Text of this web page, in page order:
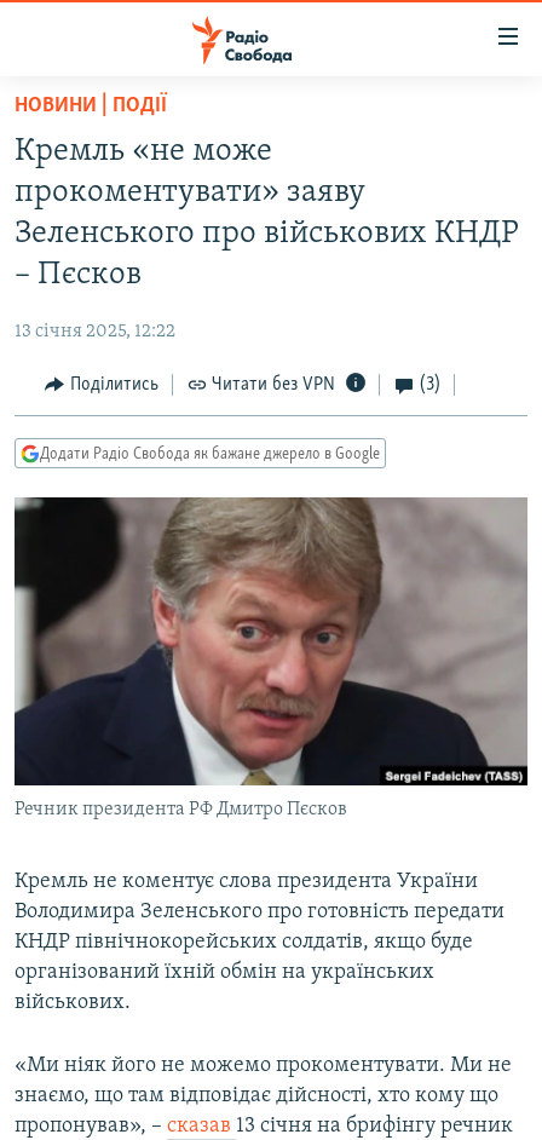
Перейти
основного
матеріалу
Перейти
до
основної
Перейти
пошуку
ВСЕ ЗА ДОБУ
СТАТТІ
ПОЛІТИКА
КУЛЬТУРА
СПОРТ
ВІЙНА
ДОНБАС.РЕАЛІЇ
КРИМ.РЕАЛІЇ
ТИ ЯК?
КИТАЙ.ВИКЛИКИ
МУЛЬТИМЕДІА
ФОТО
СПЕЦПРОЄКТИ
ПОДКАСТИ
РУС
КТАТ
ДОЛУЧАЙСЯ!
Усі сайти RFE/RL
НОВИНИ | ПОДІЇ
Кремль «не може
прокоментувати» заяву
Зеленського про військових КНДР
– Пєсков
13 січня 2025, 12:22
Поділитись Читати без VPN (3)
Додати Радіо Свобода як бажане джерело в Google
Речник президента РФ Дмитро Пєсков
Кремль не коментує слова президента України
Володимира Зеленського про готовність передати
КНДР північнокорейських солдатів, якщо буде
організований їхній обмін на українських
військових.
«Ми ніяк його не можемо прокоментувати. Ми не
знаємо, що там відповідає дійсності, хто кому що
пропонував», – сказав 13 січня на брифінгу речник